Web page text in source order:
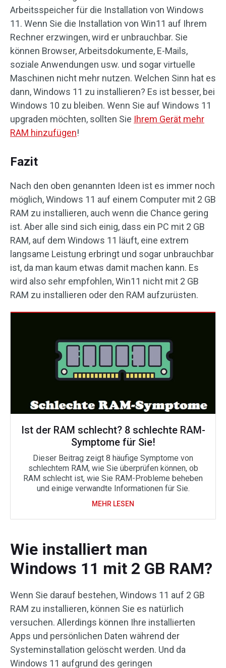
Arbeitsspeicher für die Installation von Windows
11. Wenn Sie die Installation von Win11 auf Ihrem
Rechner erzwingen, wird er unbrauchbar. Sie
können Browser, Arbeitsdokumente, E-Mails,
soziale Anwendungen usw. und sogar virtuelle
Maschinen nicht mehr nutzen. Welchen Sinn hat es
dann, Windows 11 zu installieren? Es ist besser, bei
Windows 10 zu bleiben. Wenn Sie auf Windows 11
upgraden möchten, sollten Sie Ihrem Gerät mehr
RAM hinzufügen!
Fazit
Nach den oben genannten Ideen ist es immer noch
möglich, Windows 11 auf einem Computer mit 2 GB
RAM zu installieren, auch wenn die Chance gering
ist. Aber alle sind sich einig, dass ein PC mit 2 GB
RAM, auf dem Windows 11 läuft, eine extrem
langsame Leistung erbringt und sogar unbrauchbar
ist, da man kaum etwas damit machen kann. Es
wird also sehr empfohlen, Win11 nicht mit 2 GB
RAM zu installieren oder den RAM aufzurüsten.
Ist der RAM schlecht? 8 schlechte RAM-
Symptome für Sie!
Dieser Beitrag zeigt 8 häufige Symptome von
schlechtem RAM, wie Sie überprüfen können, ob
RAM schlecht ist, wie Sie RAM-Probleme beheben
und einige verwandte Informationen für Sie.
MEHR LESEN
Wie installiert man
Windows 11 mit 2 GB RAM?
Wenn Sie darauf bestehen, Windows 11 auf 2 GB
RAM zu installieren, können Sie es natürlich
versuchen. Allerdings können Ihre installierten
Apps und persönlichen Daten während der
Systeminstallation gelöscht werden. Und da
Windows 11 aufgrund des geringen